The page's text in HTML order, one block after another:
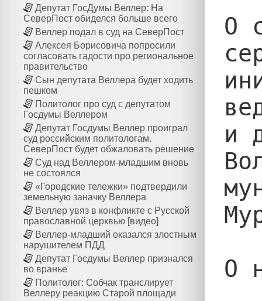
Депутат ГосДумы Веллер: На
СеверПост обиделся больше всего
Веллер подал в суд на СеверПост
Алексея Борисовича попросили
согласовать гадости про региональное
правительство
Сын депутата Веллера будет ходить
пешком
Политолог про суд с депутатом
Госдумы Веллером
Депутат Госдумы Веллер проиграл
суд российским политологам.
СеверПост будет обжаловать решение
Суд над Веллером-младшим вновь
не состоялся
«Городские тележки» подтвердили
земельную заначку Веллера
Веллер увяз в конфликте с Русской
православной церквью [видео]
Веллер-младший оказался злостным
нарушителем ПДД
Депутат Госдумы Веллер признался
во вранье
Политолог: Собчак транслирует
Веллеру реакцию Старой площади
О
и
О